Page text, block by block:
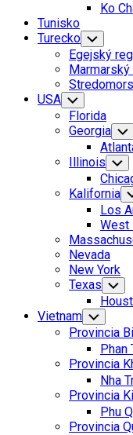
Ko
Tunisko
Turecko Toggle
Child
Menu
Egejský
USA Toggle
Child
Menu
Florida
Georgia
Illinois
Child
Kalifornia
Los
West
Nevada
New York
Texas Toggle
Child
Menu
Vietnam Toggle
Child
Menu
Provincia
Phan
Provincia
Nha
Provincia
Phu
Provincia